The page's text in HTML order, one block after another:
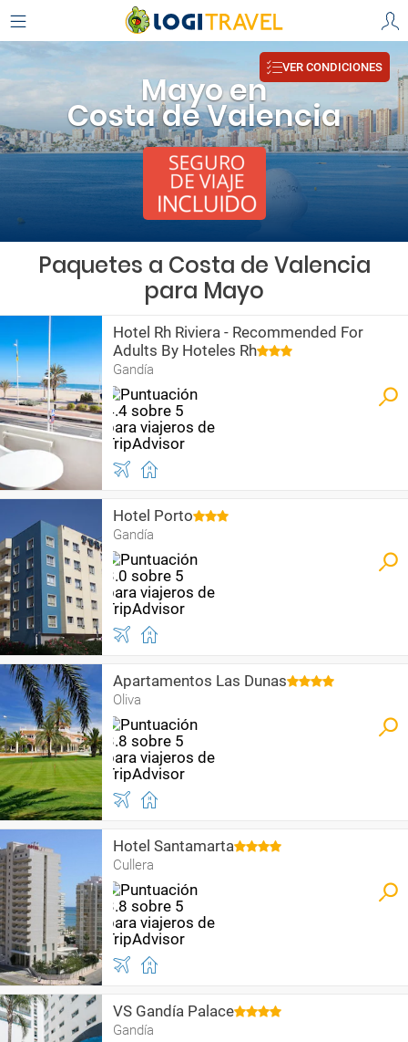
Mayo en
Costa de Valencia
VER CONDICIONES
Paquetes a Costa de Valencia
para Mayo
Hotel Rh Riviera - Recommended For
Adults By Hoteles Rh
Gandía
Hotel Porto
Gandía
Apartamentos Las Dunas
Oliva
Hotel Santamarta
Cullera
VS Gandía Palace
Gandía